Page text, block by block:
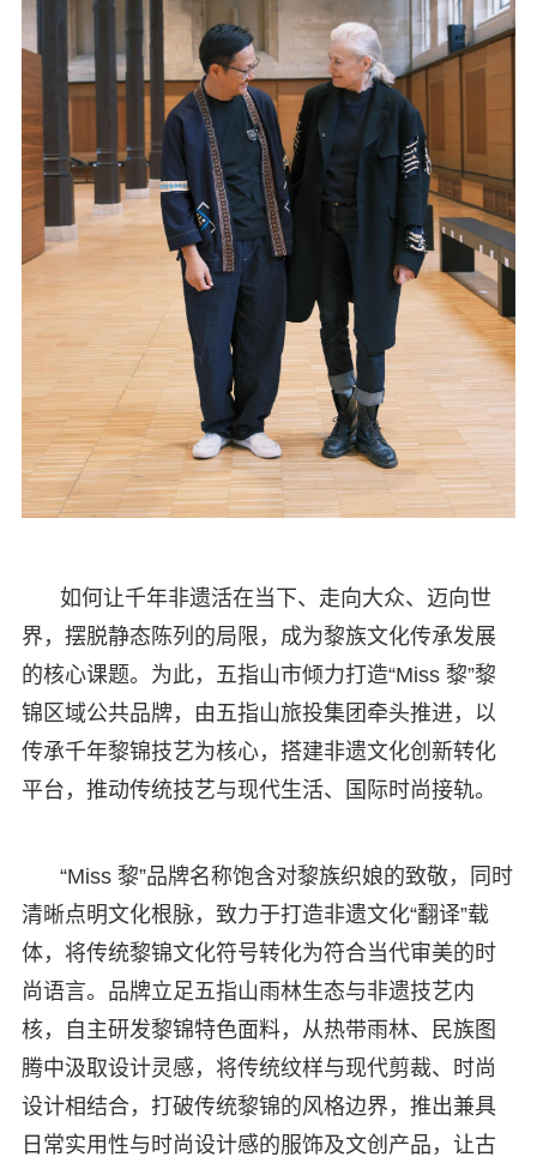
如何让千年非遗活在当下、走向大众、迈向世
界，摆脱静态陈列的局限，成为黎族文化传承发展
的核心课题。为此，五指山市倾力打造“Miss 黎”黎
锦区域公共品牌，由五指山旅投集团牵头推进，以
传承千年黎锦技艺为核心，搭建非遗文化创新转化
平台，推动传统技艺与现代生活、国际时尚接轨。
“Miss 黎”品牌名称饱含对黎族织娘的致敬，同时
清晰点明文化根脉，致力于打造非遗文化“翻译”载
体，将传统黎锦文化符号转化为符合当代审美的时
尚语言。品牌立足五指山雨林生态与非遗技艺内
核，自主研发黎锦特色面料，从热带雨林、民族图
腾中汲取设计灵感，将传统纹样与现代剪裁、时尚
设计相结合，打破传统黎锦的风格边界，推出兼具
日常实用性与时尚设计感的服饰及文创产品，让古